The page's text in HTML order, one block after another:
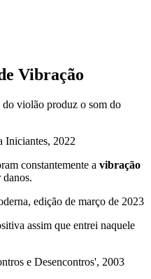
Vibração
do violão produz o som do
Iniciantes, 2022
constantemente a vibração
danos.
edição de março de 2023
assim que entrei naquele
e Desencontros', 2003